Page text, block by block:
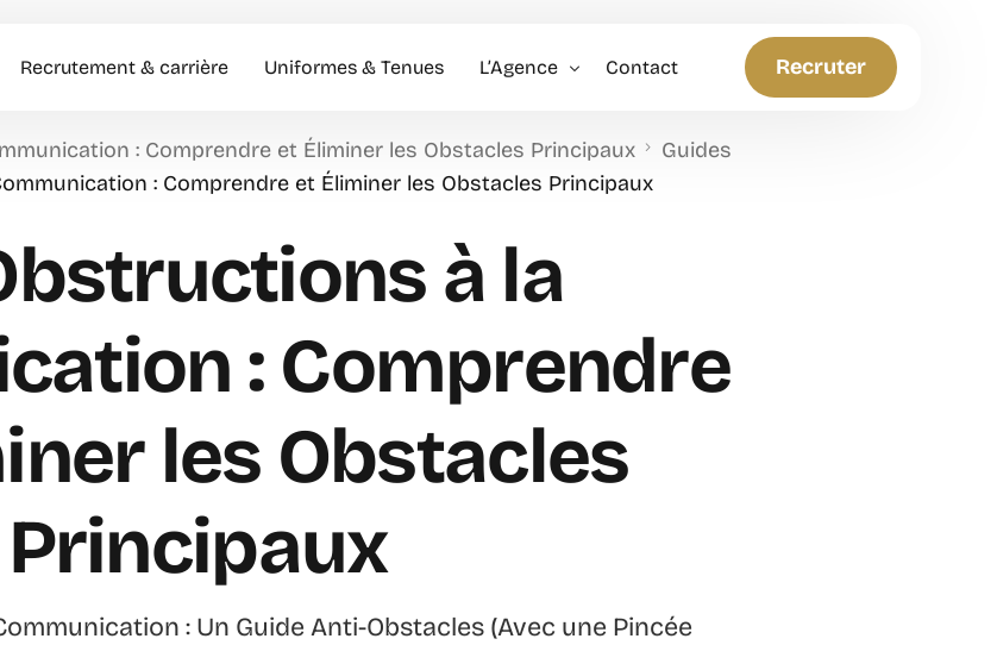
& Hôtes
Recrutement & carrière Uniformes & Tenues L’Agence
Politique RH
Contact Recruter
: Comprendre et Éliminer les Obstacles Principaux
Guides
: Comprendre et Éliminer les Obstacles Principaux
à la
: Comprendre
les Obstacles
Principaux
: Un Guide Anti-Obstacles (Avec une Pincée